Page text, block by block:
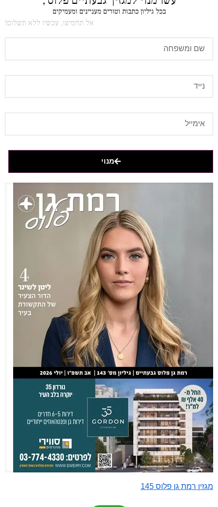
בכל גיליון כתבות וטורים מעניינים ומעמיקים
אל תחמיצו, עכשיו ללא תשלום!
מנוי
מגזין רמת גן פלוס 145